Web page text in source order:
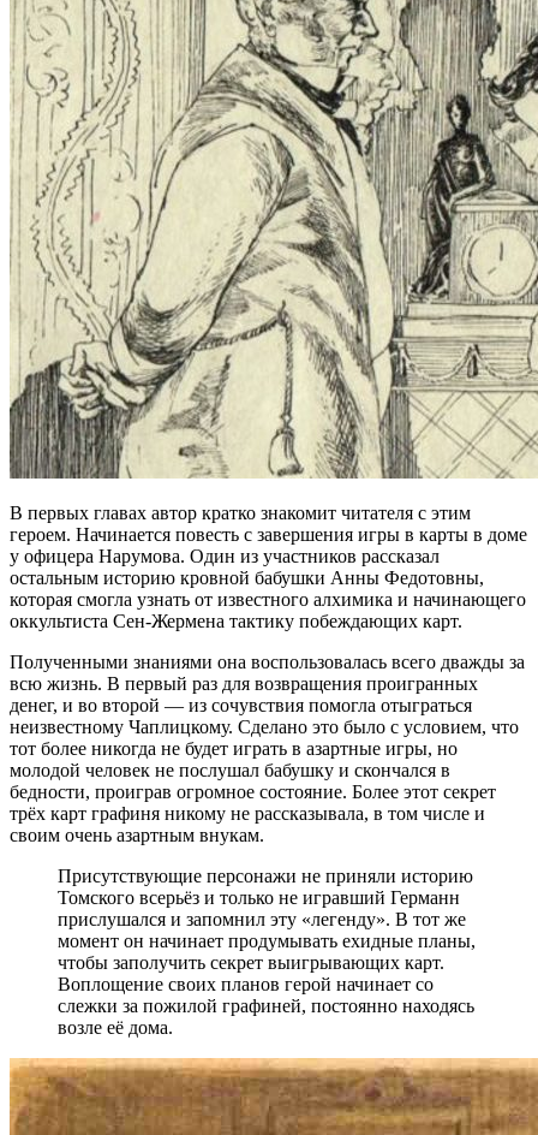
В первых главах автор кратко знакомит читателя с этим
героем. Начинается повесть с завершения игры в карты в доме
у офицера Нарумова. Один из участников рассказал
остальным историю кровной бабушки Анны Федотовны,
которая смогла узнать от известного алхимика и начинающего
оккультиста Сен-Жермена тактику побеждающих карт.
Полученными знаниями она воспользовалась всего дважды за
всю жизнь. В первый раз для возвращения проигранных
денег, и во второй — из сочувствия помогла отыграться
неизвестному Чаплицкому. Сделано это было с условием, что
тот более никогда не будет играть в азартные игры, но
молодой человек не послушал бабушку и скончался в
бедности, проиграв огромное состояние. Более этот секрет
трёх карт графиня никому не рассказывала, в том числе и
своим очень азартным внукам.
Присутствующие персонажи не приняли историю
Томского всерьёз и только не игравший Германн
прислушался и запомнил эту «легенду». В тот же
момент он начинает продумывать ехидные планы,
чтобы заполучить секрет выигрывающих карт.
Воплощение своих планов герой начинает со
слежки за пожилой графиней, постоянно находясь
возле её дома.